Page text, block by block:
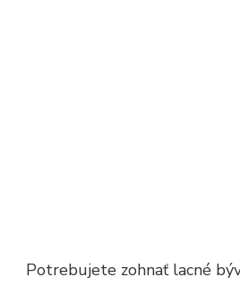
Potrebujete zohnať lacné